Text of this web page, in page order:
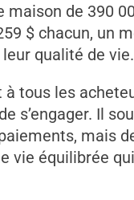
de 390
$ chacun, un
qualité de vie.
tous les
s’engager. Il
mais
vie équilibrée